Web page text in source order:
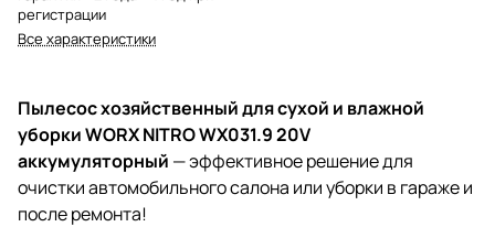
регистрации
Все характеристики
Пылесос хозяйственный для сухой и влажной
уборки WORX NITRO WX031.9 20V
аккумуляторный — эффективное решение для
очистки автомобильного салона или уборки в гараже и
после ремонта!